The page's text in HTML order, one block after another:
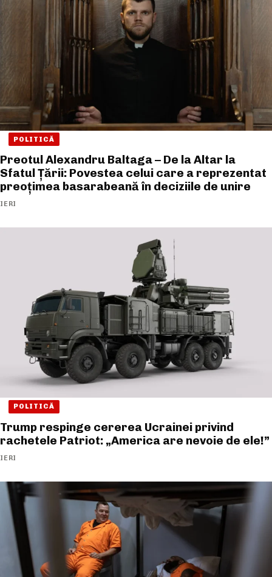
POLITICĂ
Preotul Alexandru Baltaga – De la Altar la
Sfatul Țării: Povestea celui care a reprezentat
preoțimea basarabeană în deciziile de unire
IERI
POLITICĂ
Trump respinge cererea Ucrainei privind
rachetele Patriot: „America are nevoie de ele!”
IERI